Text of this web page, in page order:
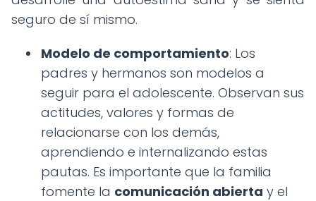
seguro de sí mismo.
Modelo de comportamiento: Los
padres y hermanos son modelos a
seguir para el adolescente. Observan sus
actitudes, valores y formas de
relacionarse con los demás,
aprendiendo e internalizando estas
pautas. Es importante que la familia
fomente la comunicación abierta y el